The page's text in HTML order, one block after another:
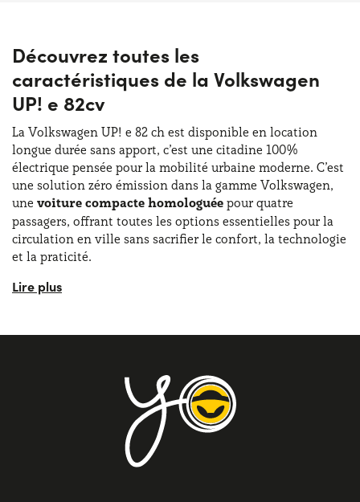
Découvrez toutes les
caractéristiques de la Volkswagen
UP! e 82cv
La Volkswagen UP! e 82 ch est disponible en location
longue durée sans apport, c’est une citadine 100%
électrique pensée pour la mobilité urbaine moderne. C’est
une solution zéro émission dans la gamme Volkswagen,
une voiture compacte homologuée pour quatre
passagers, offrant toutes les options essentielles pour la
circulation en ville sans sacrifier le confort, la technologie
et la praticité.
Ledesign de la Volkswagen UP! e 82 ch
jantes alliage 15’’ et des feux diurnes LED de série, qui
donnent une image élégante et dynamique.
dimensions de la Volkswagen UP! e 82 ch
ultra compactes, malgré sa motorisation électrique,
parfaitement adaptée pour stationner en ville et circuler